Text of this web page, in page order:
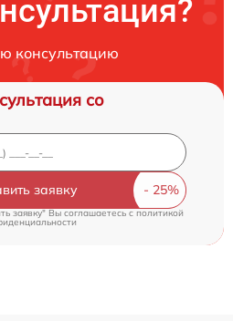
консультацию
со
заявку
заявку" Вы соглашаетесь cполитикой